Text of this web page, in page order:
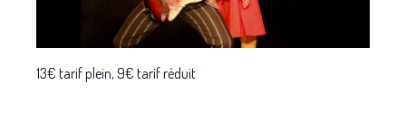
13€ tarif plein, 9€ tarif réduit